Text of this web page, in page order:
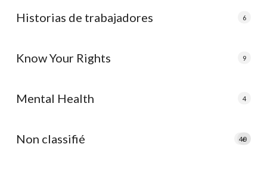
Historias de trabajadores 6
Know Your Rights 9
Mental Health 4
Non classifié e
40